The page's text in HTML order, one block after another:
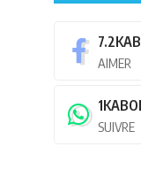
7.2K
AIMER
1K
SUIVRE